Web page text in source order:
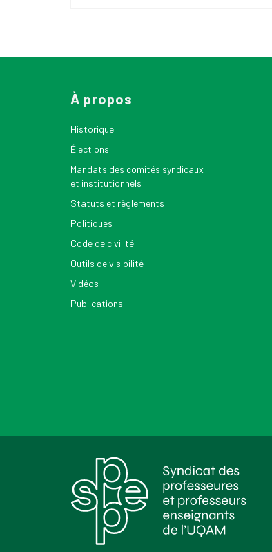
À propos
Historique
Élections
Mandats des comités syndicaux
et institutionnels
Statuts et règlements
Politiques
Code de civilité
Outils de visibilité
Vidéos
Publications